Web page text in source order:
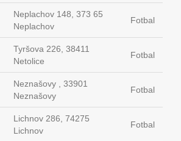
Neplachov 148, 373 65
Neplachov
Fotbal
Tyršova 226, 38411
Netolice
Fotbal
Neznašovy , 33901
Neznašovy
Fotbal
Lichnov 286, 74275
Lichnov
Fotbal